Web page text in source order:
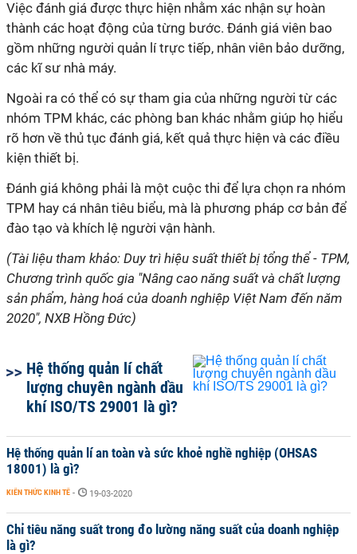
Việc đánh giá được thực hiện nhằm xác nhận sự hoàn
thành các hoạt động của từng bước. Đánh giá viên bao
gồm những người quản lítrực tiếp, nhân viên bảo dưỡng,
các kĩ sư nhà máy.
Ngoài ra có thể có sự tham gia của những người từ các
nhóm TPM khác, các phòng ban khác nhằm giúp họ hiểu
rõ hơn về thủ tục đánh giá, kết quả thực hiện và các điều
kiện thiết bị.
Đánh giá không phải là một cuộc thi để lựa chọn ra nhóm
TPM hay cá nhân tiêu biểu, mà là phương pháp cơ bản để
đào tạo và khích lệ người vận hành.
(Tài liệu tham khảo: Duy trì hiệu suất thiết bị tổng thể - TPM,
Chương trình quốc gia "Nâng cao năng suất và chất lượng
sản phẩm, hàng hoá của doanh nghiệp Việt Nam đến năm
2020", NXB Hồng Đức)
Hệ thống quản lí chất
lượng chuyên ngành dầu
khí ISO/TS 29001 là gì?
Hệ thống quản lí an toàn và sức khoẻ nghề nghiệp (OHSAS
18001) là gì?
KIẾN THỨC KINH TẾ - 19-03-2020
Chỉ tiêu năng suất trong đo lường năng suất của doanh nghiệp
là gì?